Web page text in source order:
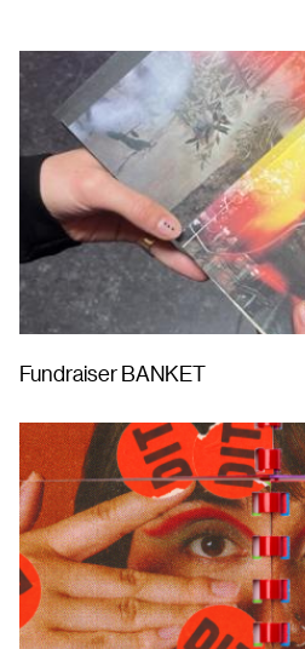
Fundraiser BANKET